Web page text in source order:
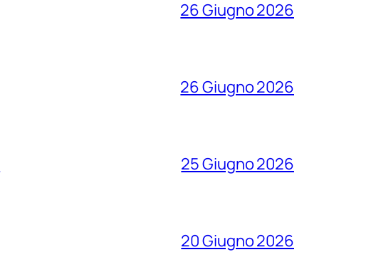
26 Giugno 2026
26 Giugno 2026
25 Giugno 2026
20 Giugno 2026